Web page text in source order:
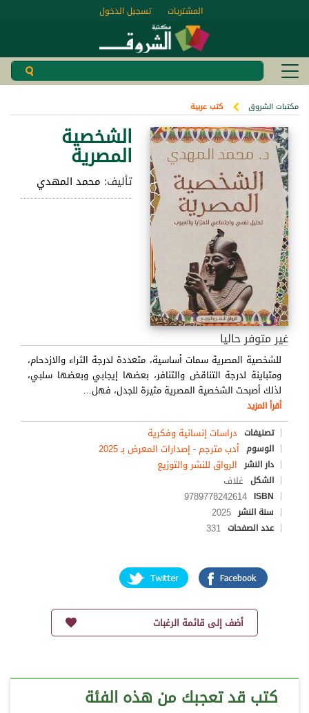
تسجيل الدخول المشتريات
مكتبات الشروق كتب عربية
الشخصية
المصرية
تأليف: محمد المهدي
غير متوفر حاليا
للشخصية المصرية سمات أساسية، متعددة لدرجة الثراء والازدحام،
ومتباينة لدرجة التناقض والتنافر، بعضها إيجابي وبعضها سلبي،
لذلك أصبحت الشخصية المصرية مثيرة للجدل، فهل…
أقرأ المزيد
تصنيفات دراسات إنسانية وفكرية
الوسوم أدب مترجم- إصدارات المعرض بـ 2025
دار النشر الرواق للنشر والتوزيع
الشكل غلاف
ISBN
9789778242614
سنة النشر 2025
عدد الصفحات 331
أضف إلى قائمة الرغبات
كتب قد تعجبك من هذه الفئة